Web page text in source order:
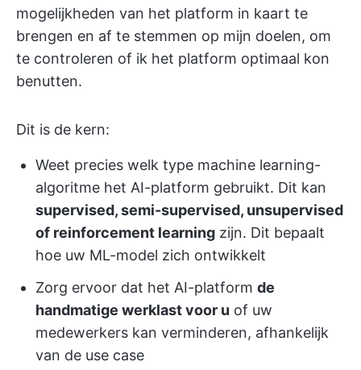
mogelijkheden van het platform in kaart te
brengen en af te stemmen op mijn doelen, om
te controleren of ik het platform optimaal kon
benutten.
Dit is de kern:
Weet precies welk type machine learning-
algoritme het AI-platform gebruikt. Dit kan
supervised, semi-supervised, unsupervised
of reinforcement learning zijn. Dit bepaalt
hoe uw ML-model zich ontwikkelt
Zorg ervoor dat het AI-platform de
handmatige werklast voor u of uw
medewerkers kan verminderen, afhankelijk
van de use case